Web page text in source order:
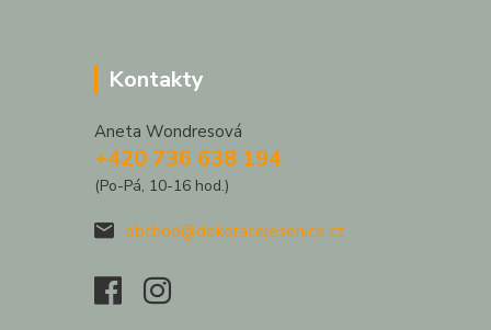
Kontakty
Aneta Wondresová
+420 736 638 194
(Po-Pá, 10-16 hod.)
obchod@dekoracejesenice.cz